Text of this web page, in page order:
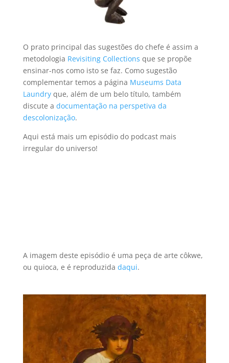
O prato principal das sugestões do chefe é assim a
metodologia Revisiting Collections que se propõe
ensinar-nos como isto se faz. Como sugestão
complementar temos a página Museums Data
Laundryque, além de um belo título, também
discute a documentação na perspetiva da
descolonização.
Aqui está mais um episódio do podcast mais
irregular do universo!
A imagem deste episódio é uma peça de arte côkwe,
ou quioca, e é reproduzida daqui.